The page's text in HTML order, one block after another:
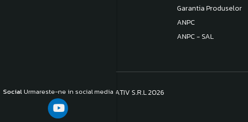
SocialUrmareste-ne in social media
Garantia Produselor
ANPC
ANPC - SAL
©Copyright S.C. BB COM CONSULTATIV S.R.L 2026
Platforma E-commerce by Gomag